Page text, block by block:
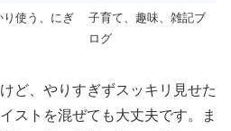
り使う、にぎ
子育て、趣味、雑記ブ
ログ
ど、やりすぎずスッキリ見せた
ストを混ぜても大丈夫です。ま